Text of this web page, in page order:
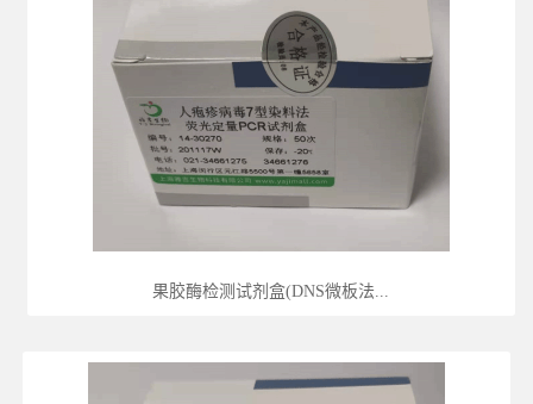
果胶酶检测试剂盒(DNS微板法...